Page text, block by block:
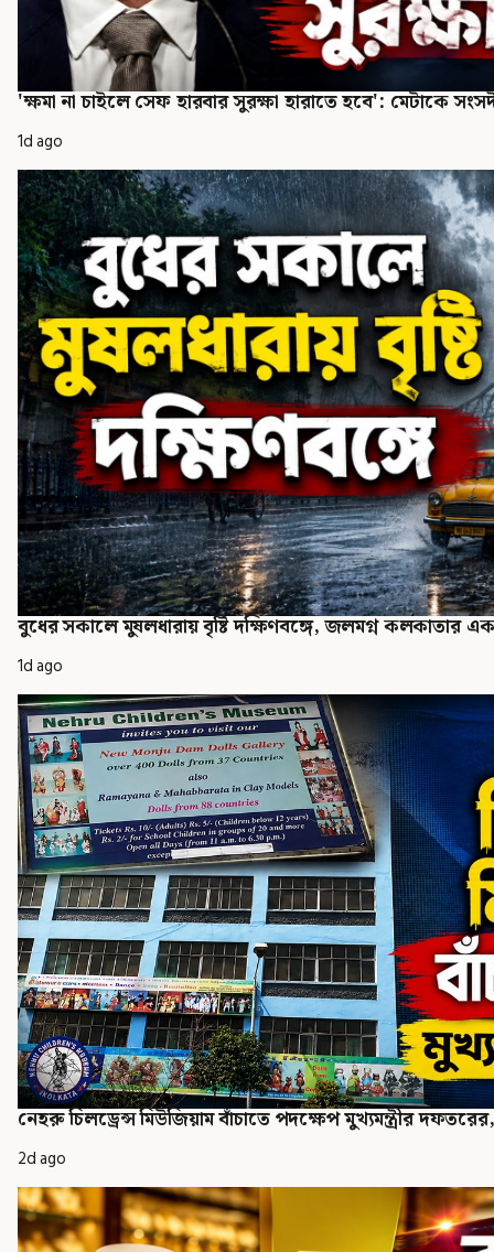
'ক্ষমা না চাইলে সেফ হারবার সুরক্ষা হারাতে হবে': মেটাকে
1d ago
বুধের সকালে মুষলধারায় বৃষ্টি দক্ষিণবঙ্গে, জলমগ্ন কলকাতার
1d ago
নেহরু চিলড্রেন্স মিউজিয়াম বাঁচাতে পদক্ষেপ মুখ্যমন্ত্রীর
2d ago